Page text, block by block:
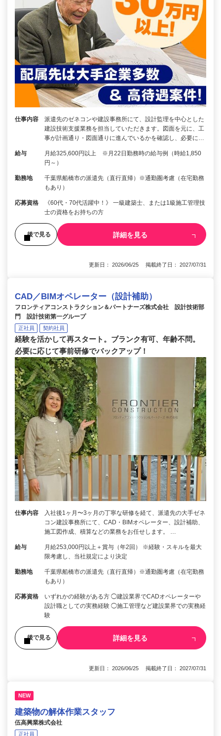
仕事内容
派遣先のゼネコンや建設事務所にて、設計監理を中心とした
建設技術支援業務を担当していただきます。図面を元に、工
事が計画通り・図面通りに進んでいるかを確認し、必要に…
給与
月給325,600円以上 ※月22日勤務時の給与例（時給1,850
円～）
勤務地
千葉県船橋市の派遣先（直行直帰）※通勤圏考慮（在宅勤務
もあり）
応募資格
《60代・70代活躍中！》 一級建築士、または1級施工管理技
士の資格をお持ちの方
後で見る 詳細を見る
更新日： 2026/06/25 掲載終了日： 2027/07/31
CAD／BIMオペレーター（設計補助）
フロンティアコンストラクション＆パートナーズ株式会社 設計技術部
門 設計技術第一グループ
正社員 契約社員
経験を活かして再スタート。ブランク有可、年齢不問。
必要に応じて事前研修でバックアップ！
仕事内容
入社後1ヶ月〜3ヶ月の丁寧な研修を経て、派遣先の大手ゼネ
コン建設事務所にて、CAD・BIMオペレーター、設計補助、
施工図作成、積算などの業務をお任せします。 …
給与
月給253,000円以上＋賞与（年2回） ※経験・スキルを最大
限考慮し、当社規定により決定
勤務地
千葉県船橋市の派遣先（直行直帰）※通勤圏考慮（在宅勤務
もあり）
応募資格
いずれかの経験がある方 ◯建設業界でCADオペレーターや
設計職としての実務経験 ◯施工管理など建設業界での実務経
験
後で見る 詳細を見る
更新日： 2026/06/25 掲載終了日： 2027/07/31
NEW
建築物の解体作業スタッフ
伍高興業株式会社
正社員